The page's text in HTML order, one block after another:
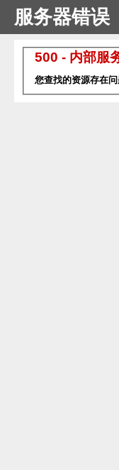
服务器错误
500 - 内部服
您查找的资源存在问